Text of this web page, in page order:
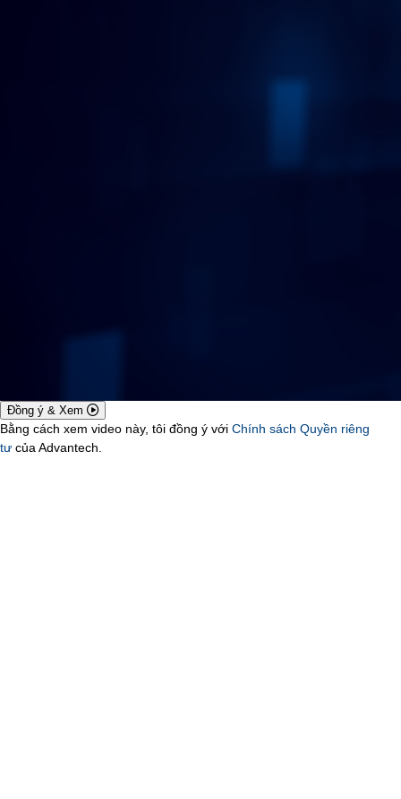
Đồng ý & Xem
Bằng cách xem video này, tôi đồng ý với Chính sách Quyền riêng
tư của Advantech.